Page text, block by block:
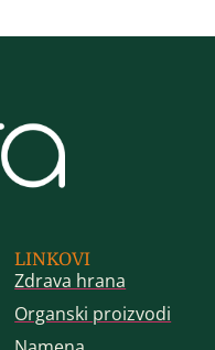
LINKOVI
Zdrava hrana
Organski proizvodi